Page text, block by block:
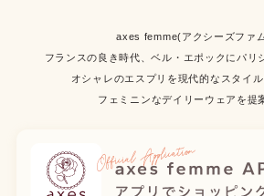
axes femme(アクシーズファ
フランスの良き時代、ベル・エポックにパリ
オシャレのエスプリを現代的なスタイル
フェミニンなデイリーウェアを提